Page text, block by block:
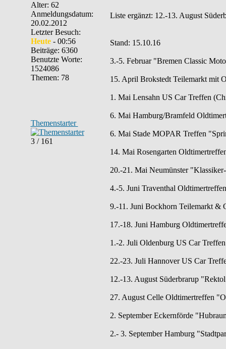
Alter: 62
Anmeldungsdatum:
20.02.2012
Letzter Besuch:
Heute- 00:56
Beiträge: 6360
Benutzte Worte:
1524086
Themen: 78
Themenstarter
3 / 161
Liste ergänzt: 12.-13. August
Stand: 15.10.16
3.-5. Februar "Bremen Classic
15. April Brokstedt Teilemarkt mit
1. Mai Lensahn US Car Treffen
6. Mai Hamburg/Bramfeld
6. Mai Stade MOPAR Treffen
14. Mai Rosengarten
20.-21. Mai Neumünster
4.-5. Juni Traventhal
9.-11. Juni Bockhorn Teilemarkt &
17.-18. Juni Hamburg
1.-2. Juli Oldenburg US Car
22.-23. Juli Hannover US Car
12.-13. August Süderbrarup
27. August Celle Oldtimertreffen
2. September Eckernförde
2.- 3. September Hamburg